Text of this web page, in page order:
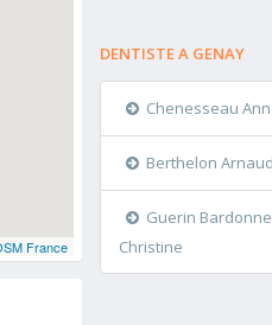
France
DENTISTE A GENAY
Chenesseau
Berthelon Arnaud
Guerin
Christine